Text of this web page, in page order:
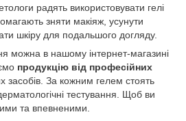
радять використовувати гелі
зняти макіяж, усунути
шкіру для подальшого догляду.
можна в нашому інтернет-магазині
продукцію від професійних
засобів. За кожним гелем стоять
тестування. Щоб ви
та впевненими.